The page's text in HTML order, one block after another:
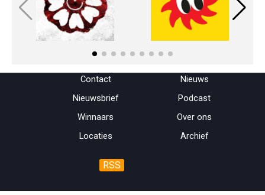
Menu overslaan
Contact
Nieuws
Nieuwsbrief
Podcast
Winnaars
Over ons
Locaties
Archief
RSS